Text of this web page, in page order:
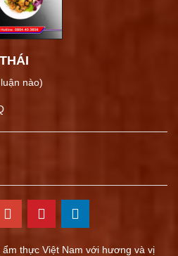
nào)
thực Việt Nam với hương và vị